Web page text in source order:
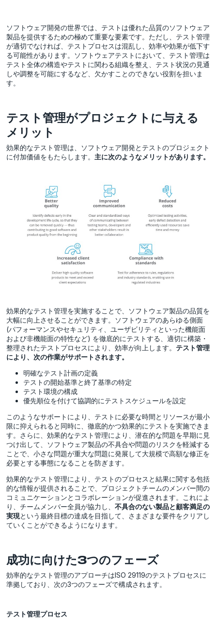
ソフトウェア開発の世界では、テストは優れた品質のソフトウェア
製品を提供するための極めて重要な要素です。ただし、テスト管理
が適切でなければ、テストプロセスは混乱し、効率や効果が低下す
る可能性があります。ソフトウェアテストにおいて、テスト管理は
テスト全体の構造やテストに関わる組織を整え、テスト状況の見通
しや調整を可能にするなど、欠かすことのできない役割を担いま
す。
テスト管理がプロジェクトに与える
メリット
効果的なテスト管理は、ソフトウェア開発とテストのプロジェクト
に付加価値をもたらします。 主に次のようなメリットがあります。
効果的なテスト管理を実施することで、ソフトウェア製品の品質を
大幅に向上させることができます。ソフトウェアのあらゆる側面
(パフォーマンスやセキュリティ、ユーザビリティといった機能面
および非機能面の特性など) を徹底的にテストする、適切に構築・
整理されたテストプロセスにより、効率が向上します。 テスト管理
により、次の作業がサポートされます。
明確なテスト計画の定義
テストの開始基準と終了基準の特定
テスト環境の構成
優先順位を付けて協調的にテストスケジュールを設定
このようなサポートにより、テストに必要な時間とリソースが最小
限に抑えられると同時に、徹底的かつ効果的にテストを実施できま
す。さらに、効果的なテスト管理により、潜在的な問題を早期に見
つけ出して、ソフトウェア製品の不具合や問題のリスクを軽減する
ことで、小さな問題が重大な問題に発展して大規模で高額な修正を
必要とする事態になることを防ぎます。
効果的なテスト管理により、テストのプロセスと結果に関する包括
的な情報が提供されることで、プロジェクトチームのメンバー間の
コミュニケーションとコラボレーションが促進されます。これによ
り、チームメンバー全員が協力し、不具合のない製品と顧客満足の
実現という最終目標の達成を目指して、さまざまな要件をクリアし
ていくことができるようになります。
成功に向けた3つのフェーズ
効率的なテスト管理のアプローチはISO 29119のテストプロセスに
準拠しており、次の3つのフェーズで構成されます。
テスト管理プロセス